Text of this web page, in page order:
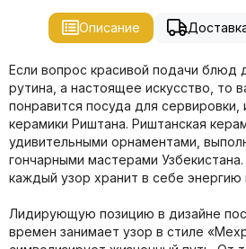
Описание
Если вопрос красивой подачи блюд
рутина, а настоящее искусство, то
понравится посуда для сервировки,
керамики Риштана. Риштанская
удивительными орнаментами,
гончарными мастерами
каждый узор хранит в себе энергию
Лидирующую позицию в дизайне
времен занимает узор в стиле